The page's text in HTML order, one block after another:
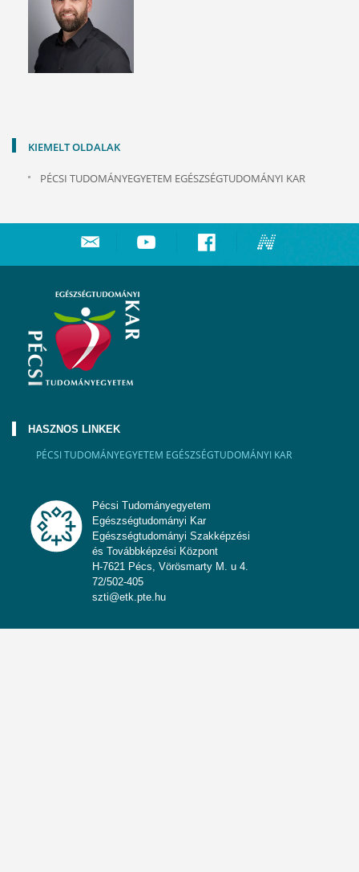
KIEMELT OLDALAK
PÉCSI TUDOMÁNYEGYETEM EGÉSZSÉGTUDOMÁNYI KAR
HASZNOS LINKEK
PÉCSI TUDOMÁNYEGYETEM EGÉSZSÉGTUDOMÁNYI KAR
Pécsi Tudományegyetem
Egészségtudományi Kar
Egészségtudományi Szakképzési
és Továbbképzési Központ
H-7621 Pécs, Vörösmarty M. u 4.
72/502-405
szti@etk.pte.hu